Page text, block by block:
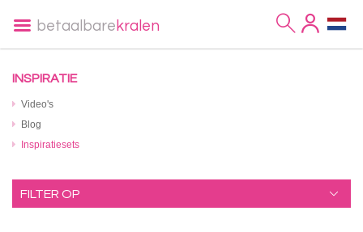
betaalbare kralen
INSPIRATIE
Video's
Blog
Inspiratiesets
FILTER OP